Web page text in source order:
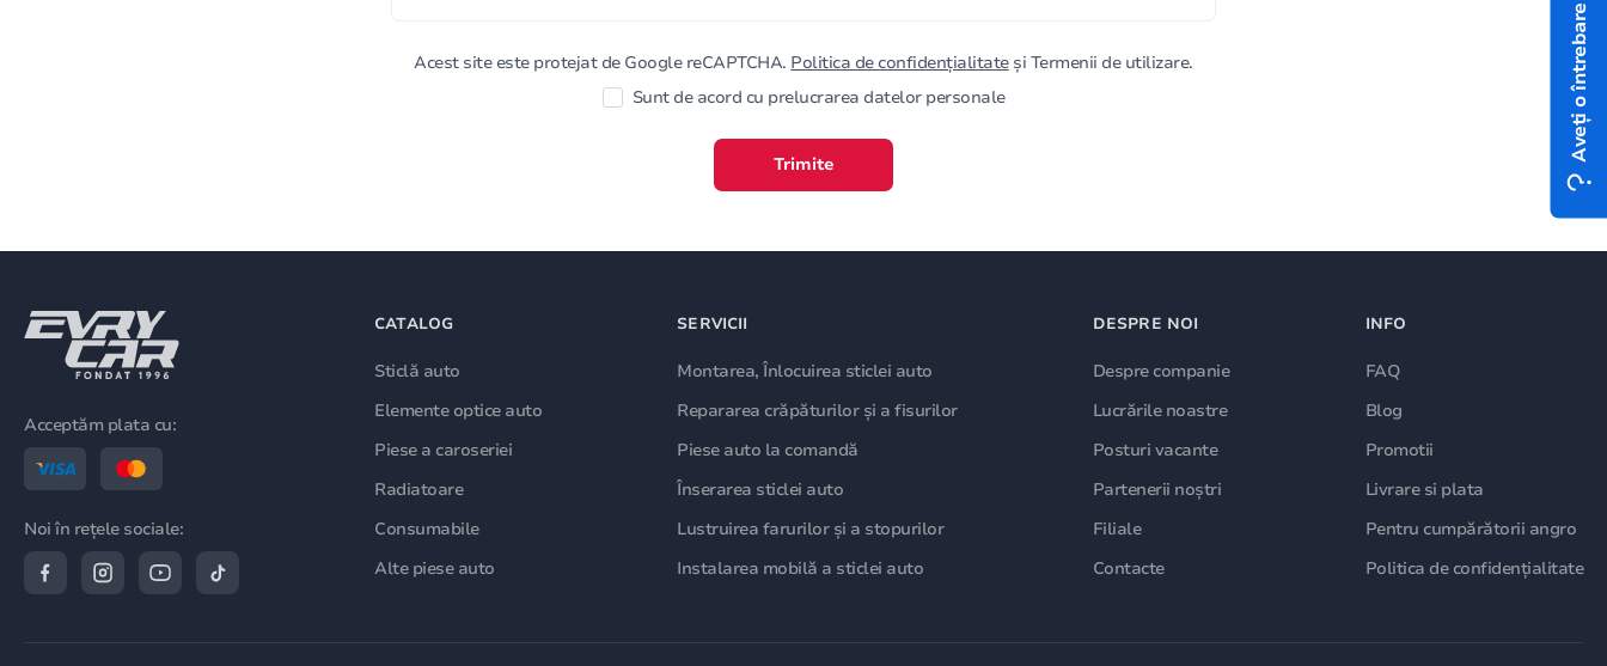
Acest site este protejat de Google reCAPTCHA. Politica de confidențialitateși Termenii de utilizare.
Sunt de acord cu prelucrarea datelor personale
Trimite
Aveți o întrebare
Acceptăm plata cu:
Noi în rețele sociale:
CATALOG
Sticlă auto
Elemente optice auto
Piese a caroseriei
Radiatoare
Consumabile
Alte piese auto
SERVICII
Montarea, Înlocuirea sticlei auto
Repararea crăpăturilor și a fisurilor
Piese auto la comandă
Înserarea sticlei auto
Lustruirea farurilor și a stopurilor
Instalarea mobilă a sticlei auto
DESPRE NOI
Despre companie
Lucrările noastre
Posturi vacante
Partenerii noștri
Filiale
Contacte
INFO
FAQ
Blog
Promotii
Livrare si plata
Pentru cumpărătorii angro
Politica de confidențialitate